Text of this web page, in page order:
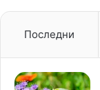
Последни